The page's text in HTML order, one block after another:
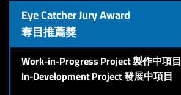
Eye Catcher Jury Award
奪目推薦獎
Work-in-Progress Project 製作中項目
In-Development Project 發展中項目